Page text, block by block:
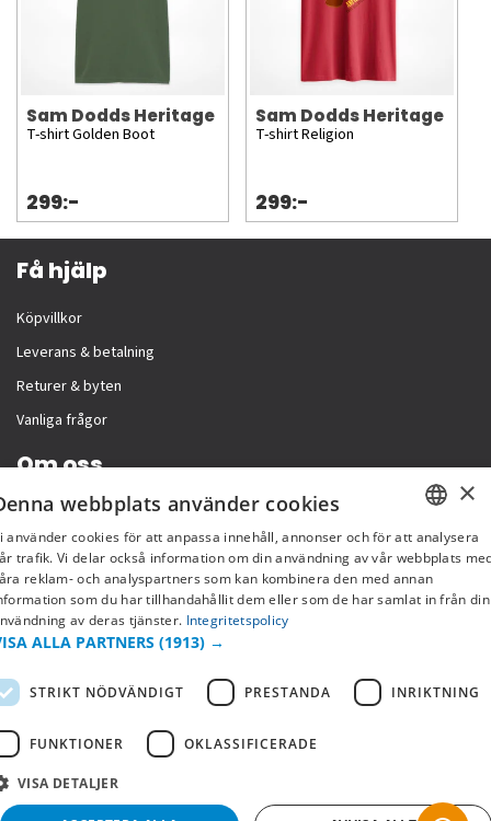
Sam Dodds Heritage
T-shirt Golden Boot
299:-
Sam Dodds Heritage
T-shirt Religion
299:-
Få hjälp
Köpvillkor
Leverans & betalning
Returer & byten
Vanliga frågor
Om oss
Företagsinformation
Copyright © 2019 This site is Licensed to 377 Sport AB
SWEDISH
FI
×
webbplats använder cookies
använder cookies för att anpassa innehåll, annonser och för att analysera
trafik. Vi delar också information om din användning av vår webbplats
reklam- och analyspartners som kan kombinera den med annan
som du har tillhandahållit dem eller som de har samlat in från din
av deras tjänster. Integritetspolicy
ALLA PARTNERS (1913) →
STRIKT NÖDVÄNDIGT PRESTANDA INRIKTNING
FUNKTIONER OKLASSIFICERADE
VISA DETALJER